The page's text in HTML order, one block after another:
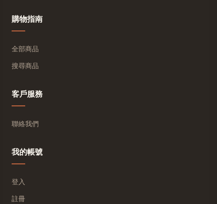
購物指南
全部商品
搜尋商品
客戶服務
聯絡我們
我的帳號
登入
註冊